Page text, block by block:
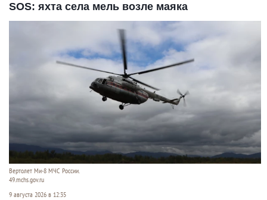
SOS: яхта села мель возле маяка
Вертолет Ми-8 МЧС России.
49.mchs.gov.ru
9 августа 2026 в 12:35